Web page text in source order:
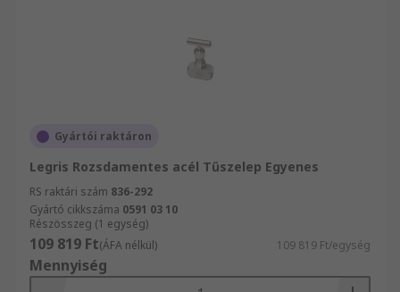
Gyártói raktáron
Legris Rozsdamentes acél Tűszelep Egyenes
RS raktári szám 836-292
Gyártó cikkszáma 0591 03 10
Részösszeg (1 egység)
109 819 Ft(ÁFA nélkül) 109 819 Ft/egység
Mennyiség